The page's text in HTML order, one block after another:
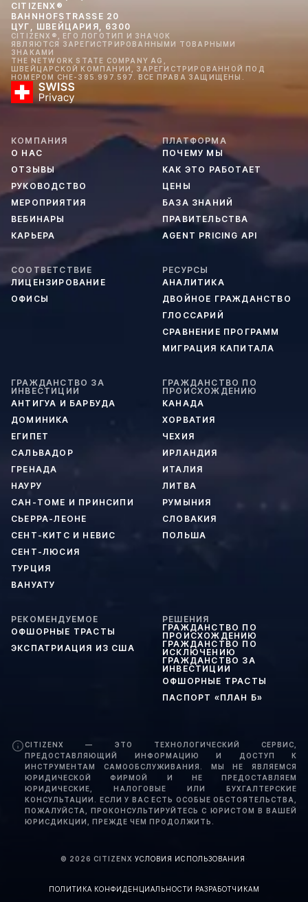
CITIZENX®
BAHNHOFSTRASSE 20
ЦУГ, ШВЕЙЦАРИЯ, 6300
CITIZENX®, ЕГО ЛОГОТИП И ЗНАЧОК
ЯВЛЯЮТСЯ ЗАРЕГИСТРИРОВАННЫМИ ТОВАРНЫМИ
ЗНАКАМИ
THE NETWORK STATE COMPANY AG,
ШВЕЙЦАРСКОЙ КОМПАНИИ, ЗАРЕГИСТРИРОВАННОЙ ПОД
НОМЕРОМ CHE-385.997.597. ВСЕ ПРАВА ЗАЩИЩЕНЫ.
КОМПАНИЯ
О НАС
ОТЗЫВЫ
РУКОВОДСТВО
МЕРОПРИЯТИЯ
ВЕБИНАРЫ
КАРЬЕРА
ПЛАТФОРМА
ПОЧЕМУ МЫ
КАК ЭТО РАБОТАЕТ
ЦЕНЫ
БАЗА ЗНАНИЙ
ПРАВИТЕЛЬСТВА
AGENT PRICING API
СООТВЕТСТВИЕ
ЛИЦЕНЗИРОВАНИЕ
ОФИСЫ
РЕСУРСЫ
АНАЛИТИКА
ДВОЙНОЕ ГРАЖДАНСТВО
ГЛОССАРИЙ
СРАВНЕНИЕ ПРОГРАММ
МИГРАЦИЯ КАПИТАЛА
ГРАЖДАНСТВО ЗА
ИНВЕСТИЦИИ
АНТИГУА И БАРБУДА
ДОМИНИКА
ЕГИПЕТ
САЛЬВАДОР
ГРЕНАДА
НАУРУ
САН-ТОМЕ И ПРИНСИПИ
СЬЕРРА-ЛЕОНЕ
СЕНТ-КИТС И НЕВИС
СЕНТ-ЛЮСИЯ
ТУРЦИЯ
ВАНУАТУ
ГРАЖДАНСТВО ПО
ПРОИСХОЖДЕНИЮ
КАНАДА
ХОРВАТИЯ
ЧЕХИЯ
ИРЛАНДИЯ
ИТАЛИЯ
ЛИТВА
РУМЫНИЯ
СЛОВАКИЯ
ПОЛЬША
РЕКОМЕНДУЕМОЕ
ОФШОРНЫЕ ТРАСТЫ
ЭКСПАТРИАЦИЯ ИЗ США
РЕШЕНИЯ
ГРАЖДАНСТВО ПО
ПРОИСХОЖДЕНИЮ
ГРАЖДАНСТВО ПО
ИСКЛЮЧЕНИЮ
ГРАЖДАНСТВО ЗА
ИНВЕСТИЦИИ
ОФШОРНЫЕ ТРАСТЫ
ПАСПОРТ «ПЛАН Б»
CITIZENX — ЭТО ТЕХНОЛОГИЧЕСКИЙ СЕРВИС,
ПРЕДОСТАВЛЯЮЩИЙ ИНФОРМАЦИЮ И ДОСТУП К
ИНСТРУМЕНТАМ САМООБСЛУЖИВАНИЯ. МЫ НЕ ЯВЛЯЕМСЯ
ЮРИДИЧЕСКОЙ ФИРМОЙ И НЕ ПРЕДОСТАВЛЯЕМ
ЮРИДИЧЕСКИЕ, НАЛОГОВЫЕ ИЛИ БУХГАЛТЕРСКИЕ
КОНСУЛЬТАЦИИ. ЕСЛИ У ВАС ЕСТЬ ОСОБЫЕ ОБСТОЯТЕЛЬСТВА,
ПОЖАЛУЙСТА, ПРОКОНСУЛЬТИРУЙТЕСЬ С ЮРИСТОМ В ВАШЕЙ
ЮРИСДИКЦИИ, ПРЕЖДЕ ЧЕМ ПРОДОЛЖИТЬ.
© 2026 CITIZENX ·УСЛОВИЯ ИСПОЛЬЗОВАНИЯ ·
ПОЛИТИКА КОНФИДЕНЦИАЛЬНОСТИ ·РАЗРАБОТЧИКАМ